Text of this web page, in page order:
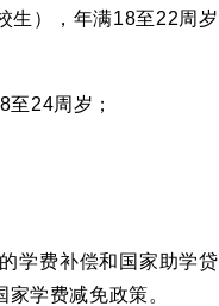
生），年满18至22周岁
24周岁；
学费补偿和国家助学贷
学费减免政策。